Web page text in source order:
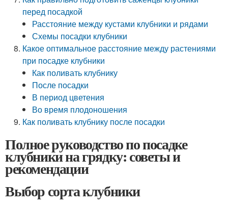
перед посадкой
Расстояние между кустами клубники и рядами
Схемы посадки клубники
Какое оптимальное расстояние между растениями
при посадке клубники
Как поливать клубнику
После посадки
В период цветения
Во время плодоношения
Как поливать клубнику после посадки
Полное руководство по посадке
клубники на грядку: советы и
рекомендации
Выбор сорта клубники